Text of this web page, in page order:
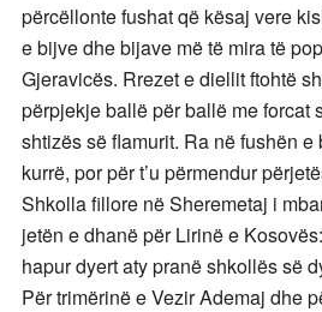
përcëllonte fushat që kësaj vere
e bijve dhe bijave më të mira të
Gjeravicës. Rrezet e diellit ftohtë
përpjekje ballë për ballë me forcat
shtizës së flamurit. Ra në fushën
kurrë, por për t’u përmendur
Shkolla fillore në Sheremetaj i
jetën e dhanë për Lirinë e
hapur dyert aty pranë shkollës së
Për trimërinë e Vezir Ademaj dhe